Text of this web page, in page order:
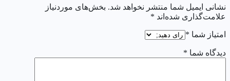
نشانی ایمیل شما منتشر نخواهد شد. بخش‌های موردنیاز
علامت‌گذاری شده‌اند *
امتیاز شما *
دیدگاه شما *